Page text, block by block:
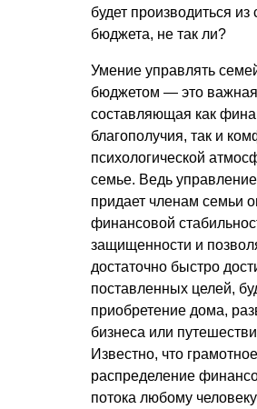
будет производиться из
бюджета, не так ли?
Умение управлять
бюджетом — это важная
составляющая как
благополучия, так и
психологической
семье. Ведь
придает членам семьи
финансовой
защищенности и
достаточно быстро
поставленных целей,
приобретение дома,
бизнеса или
Известно, что грамотное
распределение
потока любому